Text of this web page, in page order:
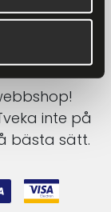
inte på
bästa sätt.